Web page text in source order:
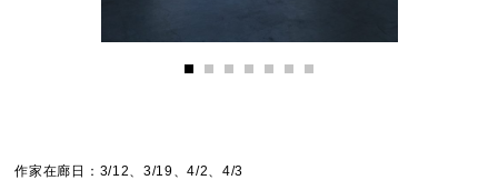
作家在廊日：3/12、3/19、4/2、4/3